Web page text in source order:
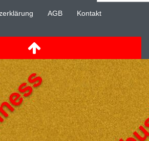
AGB Kontakt